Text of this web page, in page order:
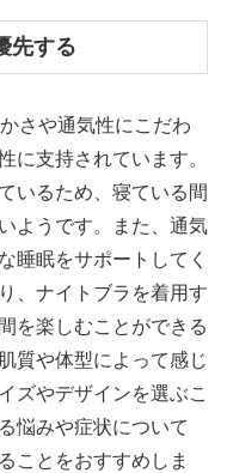
先する
さや通気性にこだわ
に支持されています。
いるため、寝ている間
ようです。また、通気
睡眠をサポートしてく
、ナイトブラを着用す
を楽しむことができる
質や体型によって感じ
ズやデザインを選ぶこ
悩みや症状について
ことをおすすめしま